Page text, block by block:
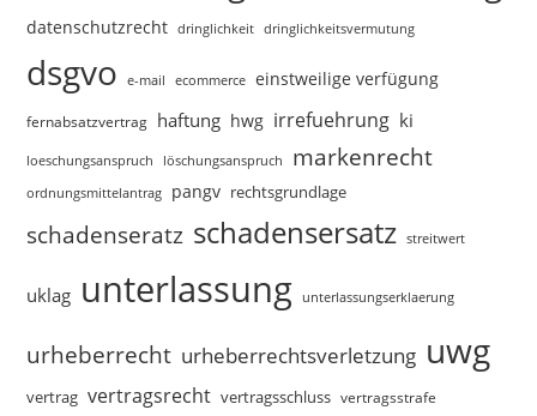
datenschutzrecht dringlichkeit dringlichkeitsvermutung
dsgvo e-mail ecommerce einstweilige verfügung
fernabsatzvertrag haftung hwg irrefuehrung ki
loeschungsanspruch löschungsanspruch markenrecht
ordnungsmittelantrag pangv rechtsgrundlage
schadenseratz schadensersatz streitwert
uklag unterlassung unterlassungserklaerung
urheberrecht urheberrechtsverletzung uwg
vertrag vertragsrecht vertragsschluss vertragsstrafe